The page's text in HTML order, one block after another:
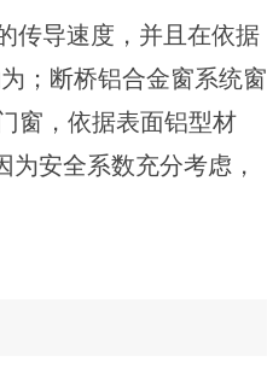
传导速度，并且在依据
；断桥铝合金窗系统窗
窗，依据表面铝型材
安全系数充分考虑，